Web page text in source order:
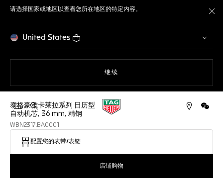
请选择国家或地区以查看您所在地区的特定内容。
United States
继续
打开搜索 微信
泰格豪雅卡莱拉系列 日历型
自动机芯, 36 mm, 精钢
WBN2317.BA0001
配置您的表带/表链
店铺购物